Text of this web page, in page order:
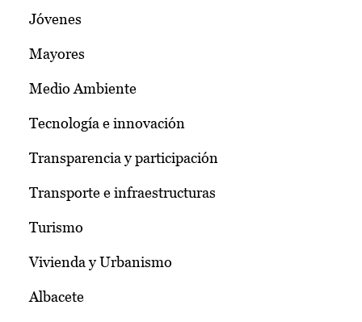
Jóvenes
Mayores
Medio Ambiente
Tecnología e innovación
Transparencia y participación
Transporte e infraestructuras
Turismo
Vivienda y Urbanismo
Albacete